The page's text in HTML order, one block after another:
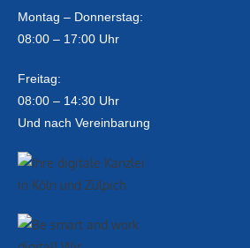
Montag – Donnerstag:
08:00 – 17:00 Uhr
Freitag:
08:00 – 14:30 Uhr
Und nach Vereinbarung